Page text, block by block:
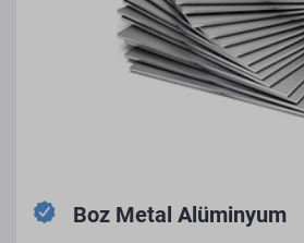
Boz Metal Alüminyum